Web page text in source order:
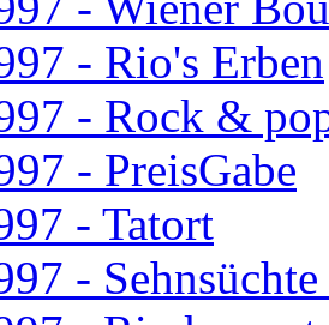
- Rio's Erben
- Rock &
- PreisGabe
- Tatort
-